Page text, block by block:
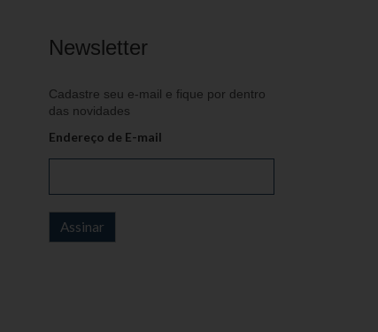
Newsletter
Cadastre seu e-mail e fique por dentro
das novidades
Endereço de E-mail